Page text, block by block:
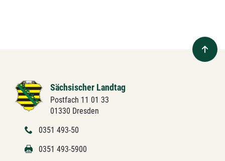
Sächsischer Landtag
Postfach 11 01 33
01330 Dresden
0351 493-50
0351 493-5900